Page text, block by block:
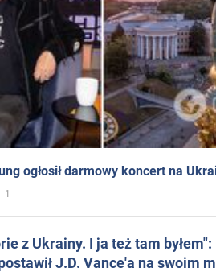
ogłosił darmowy koncert na
1
z Ukrainy. I ja też tam
J.D. Vance'a na swoim